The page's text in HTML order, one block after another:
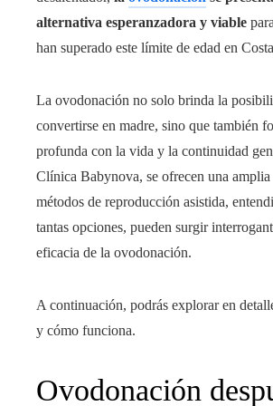
alternativa esperanzadora y viable
han superado este límite de edad en
La ovodonación no solo brinda la
convertirse en madre, sino que también
profunda con la vida y la continuidad
Clínica Babynova, se ofrecen una
métodos de reproducción asistida,
tantas opciones, pueden surgir
eficacia de la ovodonación.
A continuación, podrás explorar en
y cómo funciona.
Ovodonación